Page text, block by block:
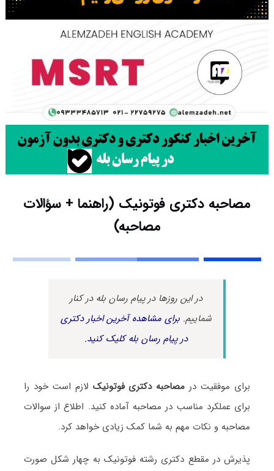
مصاحبه دکتری فوتونیک (راهنما + سؤالات
مصاحبه)
در این روزها در پیام رسان بله در کنار
شماییم.برای مشاهده آخرین اخبار دکتری
در پیام رسان بله کلیک کنید.
برای موفقیت در مصاحبه دکتری فوتونیک لازم است خود را
برای عملکرد مناسب در مصاحبه آماده کنید. اطلاع از سوالات
مصاحبه و نکات مهم به شما کمک زیادی خواهد کرد.
پذیرش در مقطع دکتری رشته فوتونیک به چهار شکل صورت